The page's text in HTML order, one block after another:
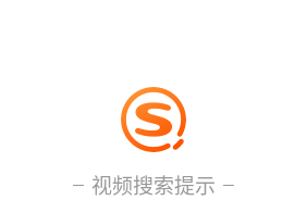
视频搜索提示